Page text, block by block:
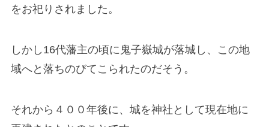
をお祀りされました。
しかし16代藩主の頃に鬼子嶽城が落城し、この地
域へと落ちのびてこられたのだそう。
それから４００年後に、城を神社として現在地に